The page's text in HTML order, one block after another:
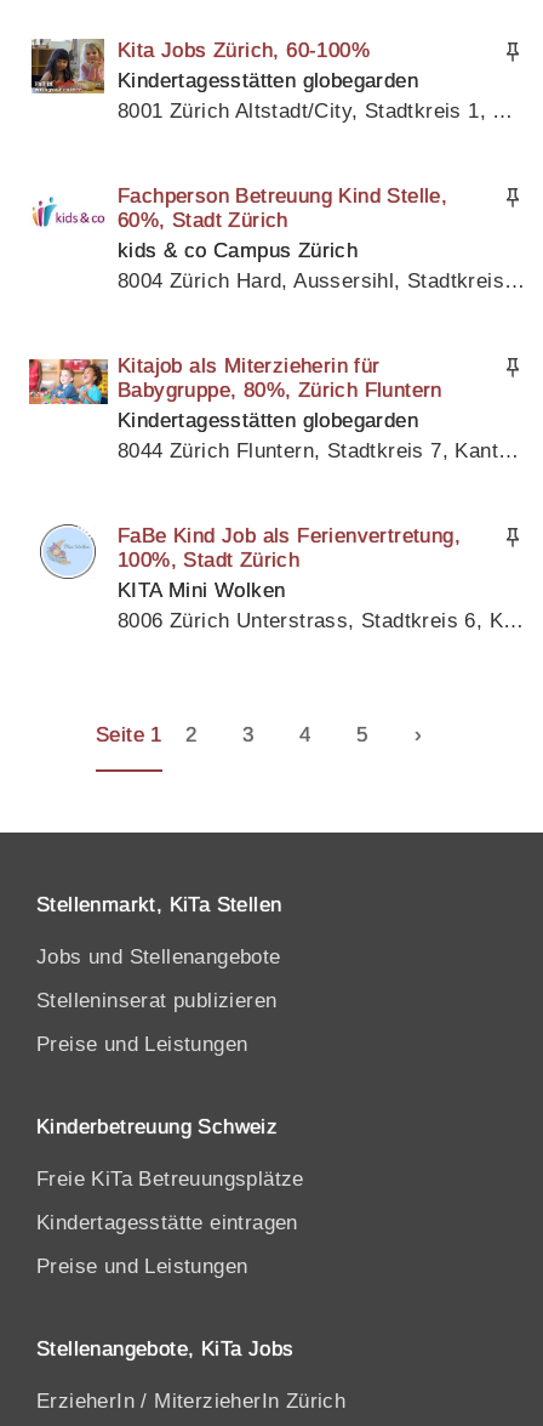
Kita Jobs Zürich, 60-100%
Kindertagesstätten globegarden
8001 Zürich Altstadt/City, Stadtkreis 1, Kanton Zürich
Fachperson Betreuung Kind Stelle,
60%, Stadt Zürich
kids & co Campus Zürich
8004 Zürich Hard, Aussersihl, Stadtkreis 4, Kanton Zürich
Kitajob als Miterzieherin für
Babygruppe, 80%, Zürich Fluntern
Kindertagesstätten globegarden
8044 Zürich Fluntern, Stadtkreis 7, Kanton Zürich
FaBe Kind Job als Ferienvertretung,
100%, Stadt Zürich
KITA Mini Wolken
8006 Zürich Unterstrass, Stadtkreis 6, Kanton Zürich
Seite 1 2 3 4 5 ›
Stellenmarkt, KiTa Stellen
Jobs und Stellenangebote
Stelleninserat publizieren
Preise und Leistungen
Kinderbetreuung Schweiz
Freie KiTa Betreuungsplätze
Kindertagesstätte eintragen
Preise und Leistungen
Stellenangebote, KiTa Jobs
ErzieherIn / MiterzieherIn Zürich